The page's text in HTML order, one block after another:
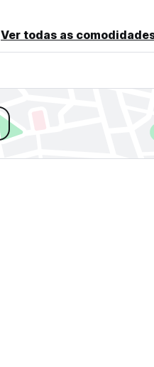
Ver todas as